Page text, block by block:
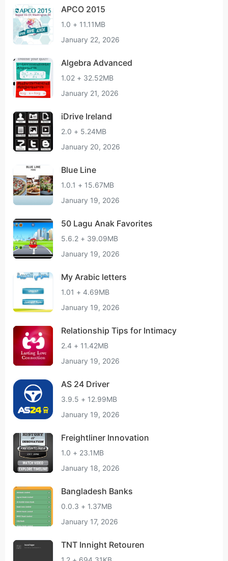
APCO 2015
1.0 + 11.11MB
January 22, 2026
Algebra Advanced
1.02 + 32.52MB
January 21, 2026
iDrive Ireland
2.0 + 5.24MB
January 20, 2026
Blue Line
1.0.1 + 15.67MB
January 19, 2026
50 Lagu Anak Favorites
5.6.2 + 39.09MB
January 19, 2026
My Arabic letters
1.01 + 4.69MB
January 19, 2026
Relationship Tips for Intimacy
2.4 + 11.42MB
January 19, 2026
AS 24 Driver
3.9.5 + 12.99MB
January 19, 2026
Freightliner Innovation
1.0 + 23.1MB
January 18, 2026
Bangladesh Banks
0.0.3 + 1.37MB
January 17, 2026
TNT Innight Retouren